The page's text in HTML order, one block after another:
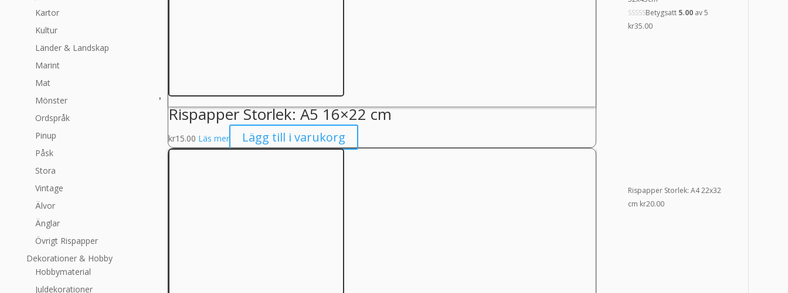
Kartor
Kultur
Länder & Landskap
Marint
Mat
Mönster
Ordspråk
Pinup
Påsk
Stora
Vintage
Älvor
Änglar
Övrigt Rispapper
Dekorationer & Hobby
Hobbymaterial
Juldekorationer
Rispapper Storlek: A5 16×22 cm
kr15.00 Läs mer Lägg till i varukorg
Betygsatt 5.00 av 5
kr35.00
Rispapper Storlek: A4 22x32
cm kr20.00